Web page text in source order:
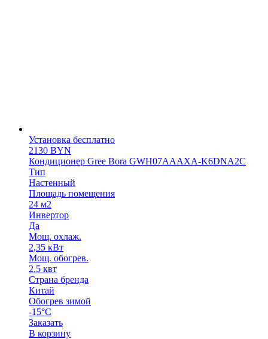
Установка бесплатно
2130 BYN
Кондиционер Gree Bora GWH07АААХА-K6DNA2С
Тип
Настенный
Площадь помещения
24 м2
Инвертор
Да
Мощ. охлаж.
2,35 кВт
Мощ. обогрев.
2.5 квт
Страна бренда
Китай
Обогрев зимой
-15°С
Заказать
В корзину